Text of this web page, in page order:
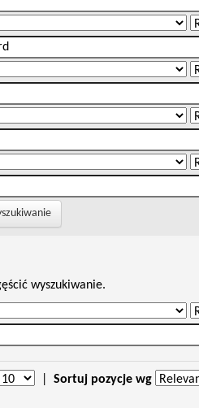
wyszukiwanie.
Sortuj pozycje wg